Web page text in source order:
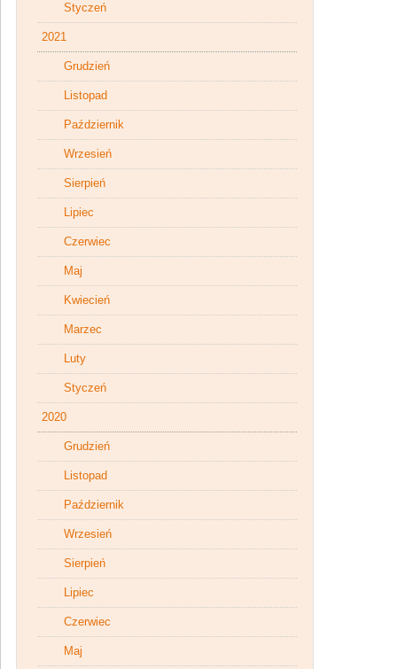
Styczeń
2021
Grudzień
Listopad
Październik
Wrzesień
Sierpień
Lipiec
Czerwiec
Maj
Kwiecień
Marzec
Luty
Styczeń
2020
Grudzień
Listopad
Październik
Wrzesień
Sierpień
Lipiec
Czerwiec
Maj